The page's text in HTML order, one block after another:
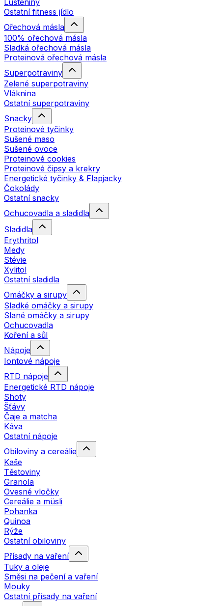
Luštěniny
Ostatní fitness jídlo
Ořechová másla
100% ořechová másla
Sladká ořechová másla
Proteinová ořechová másla
Superpotraviny
Zelené superpotraviny
Vláknina
Ostatní superpotraviny
Snacky
Proteinové tyčinky
Sušené maso
Sušené ovoce
Proteinové cookies
Proteinové čipsy a krekry
Energetické tyčinky & Flapjacky
Čokolády
Ostatní snacky
Ochucovadla a sladidla
Sladidla
Erythritol
Medy
Stévie
Xylitol
Ostatní sladidla
Omáčky a sirupy
Sladké omáčky a sirupy
Slané omáčky a sirupy
Ochucovadla
Koření a sůl
Nápoje
Iontové nápoje
RTD nápoje
Energetické RTD nápoje
Shoty
Šťávy
Čaje a matcha
Káva
Ostatní nápoje
Obiloviny a cereálie
Kaše
Těstoviny
Granola
Ovesné vločky
Cereálie a müsli
Pohanka
Quinoa
Rýže
Ostatní obiloviny
Přísady na vaření
Tuky a oleje
Směsi na pečení a vaření
Mouky
Ostatní přísady na vaření